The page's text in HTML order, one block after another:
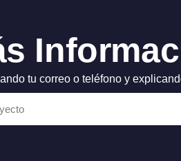
tu correo o teléfono y